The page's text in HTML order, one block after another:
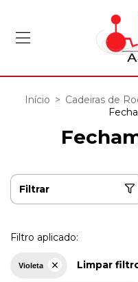
Início > Cadeiras de
Filtrar
Filtro aplicado:
Violeta Limpar